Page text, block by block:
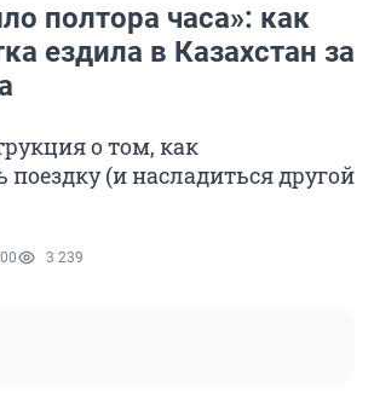
полтора часа»: как
ездила в Казахстан за
о том, как
поездку (и насладиться другой
3 239